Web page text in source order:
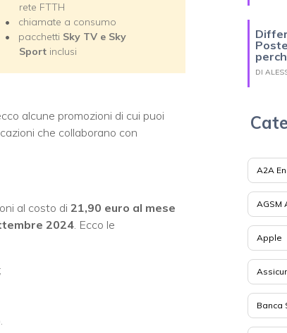
rete FTTH
chiamate a consumo
pacchetti Sky TV e Sky
Sport inclusi
alcune promozioni di cui puoi
che collaborano con
al costo di 21,90 euro al mese
2024. Ecco le
DI
A2A
AGSM
Apple
Banca